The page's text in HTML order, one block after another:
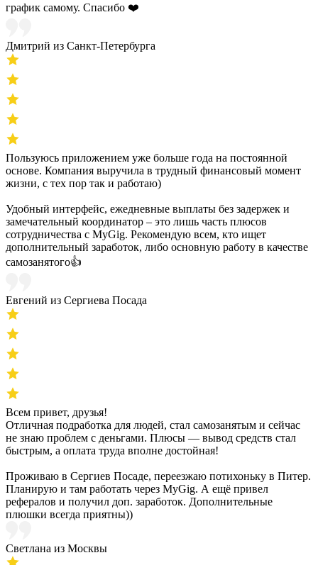
график самому. Спасибо ❤️
Дмитрий из Санкт-Петербурга
Пользуюсь приложением уже больше года на постоянной
основе. Компания выручила в трудный финансовый момент
жизни, с тех пор так и работаю)
Удобный интерфейс, ежедневные выплаты без задержек и
замечательный координатор – это лишь часть плюсов
сотрудничества с MyGig. Рекомендую всем, кто ищет
дополнительный заработок, либо основную работу в качестве
самозанятого👍
Евгений из Сергиева Посада
Всем привет, друзья!
Отличная подработка для людей, стал самозанятым и сейчас
не знаю проблем с деньгами. Плюсы — вывод средств стал
быстрым, а оплата труда вполне достойная!
Проживаю в Сергиев Посаде, переезжаю потихоньку в Питер.
Планирую и там работать через MyGig. А ещё привел
рефералов и получил доп. заработок. Дополнительные
плюшки всегда приятны))
Светлана из Москвы